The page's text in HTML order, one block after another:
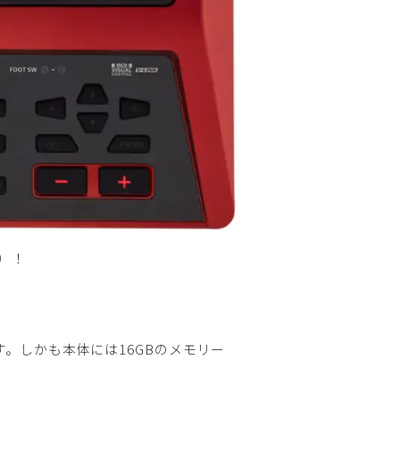
！
しかも本体には16GBのメモリー